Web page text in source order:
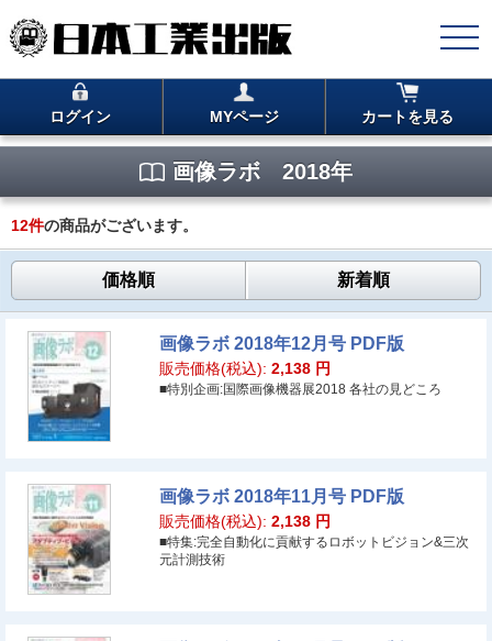
ログイン MYページ カートを見る
画像ラボ 2018年
12件の商品がございます。
価格順 新着順
画像ラボ 2018年12月号 PDF版
販売価格(税込): 2,138 円
■特別企画:国際画像機器展2018 各社の見どころ
画像ラボ 2018年11月号 PDF版
販売価格(税込): 2,138 円
■特集:完全自動化に貢献するロボットビジョン&三次
元計測技術